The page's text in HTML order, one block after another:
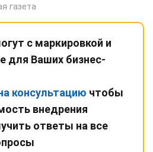
газета
с маркировкой и
для Ваших бизнес-
консультацию чтобы
внедрения
ответы на все